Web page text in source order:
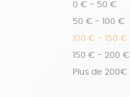
0 € - 50 €
50 € - 100 €
100 € - 150 €
150 € - 200 €
Plus de 200€